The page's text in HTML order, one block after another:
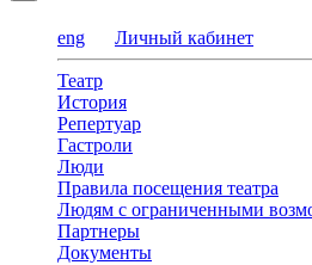
eng Личный кабинет
Театр
История
Репертуар
Гастроли
Люди
Правила посещения театра
Людям с ограниченными
Партнеры
Документы